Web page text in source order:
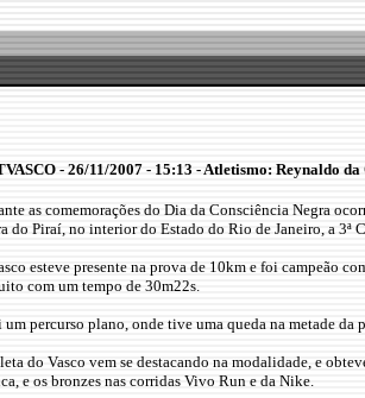
- 26/11/2007 - 15:13 - Atletismo: Reynaldo
as comemorações do Dia da Consciência Negra
do Piraí, no interior do Estado do Rio de Janeiro, a 3ª
esteve presente na prova de 10km e foi campeão
com um tempo de 30m22s.
um percurso plano, onde tive uma queda na metade da
do Vasco vem se destacando na modalidade, e
e os bronzes nas corridas Vivo Run e da Nike.